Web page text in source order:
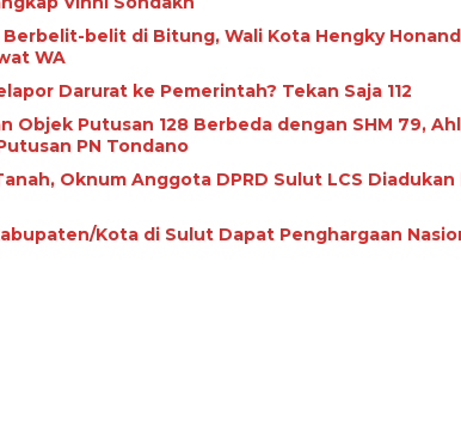
belit di Bitung, Wali Kota Hengky
WA
Darurat ke Pemerintah? Tekan Saja 112
Objek Putusan 128 Berbeda dengan SHM 79,
PN Tondano
Oknum Anggota DPRD Sulut LCS Diadukan
Kota di Sulut Dapat Penghargaan